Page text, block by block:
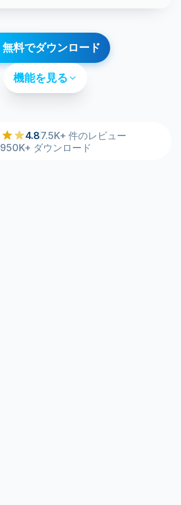
無料でダウンロード
機能を見る
4.87.5K+ 件のレビュー
950K+ ダウンロード